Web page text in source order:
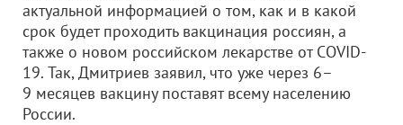
актуальной информацией о том, как и в какой
срок будет проходить вакцинация россиян, а
также о новом российском лекарстве от COVID-
19. Так, Дмитриев заявил, что уже через 6–
9 месяцев вакцину поставят всему населению
России.